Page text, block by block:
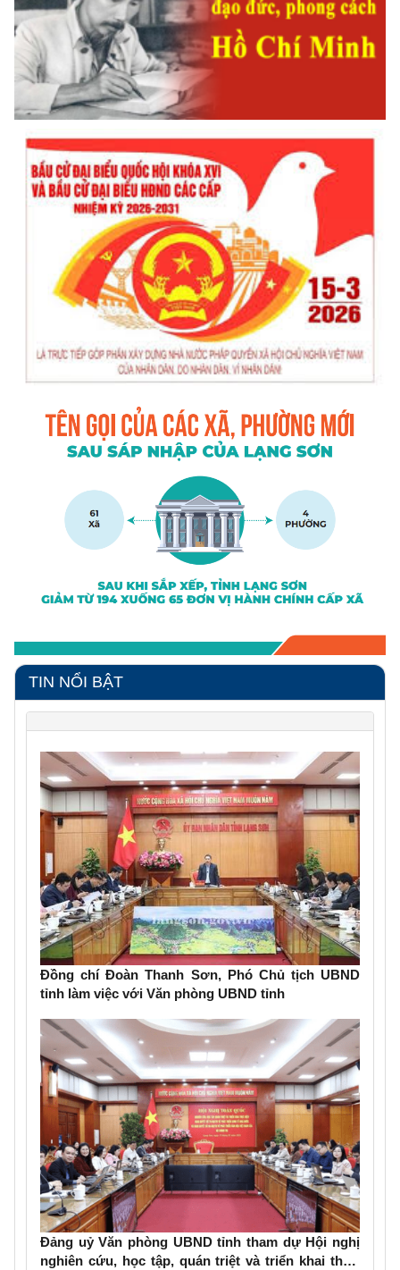
TIN NỔI BẬT
Đồng chí Đoàn Thanh Sơn, Phó Chủ tịch UBND
tỉnh làm việc với Văn phòng UBND tỉnh
Đảng uỷ Văn phòng UBND tỉnh tham dự Hội nghị
nghiên cứu, học tập, quán triệt và triển khai thực